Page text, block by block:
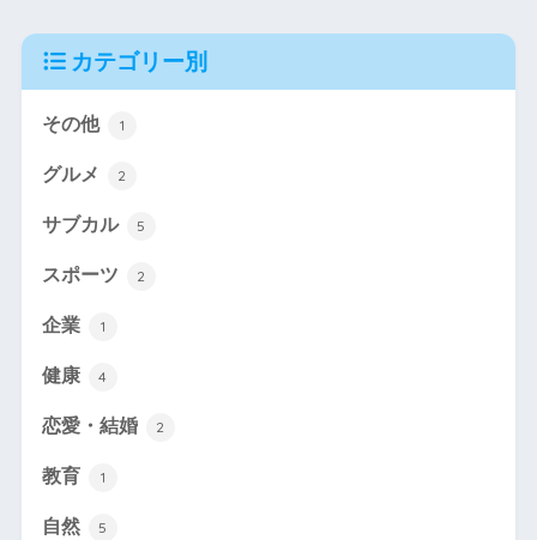
カテゴリー別
その他 1
グルメ 2
サブカル 5
スポーツ 2
企業 1
健康 4
恋愛・結婚 2
教育 1
自然 5